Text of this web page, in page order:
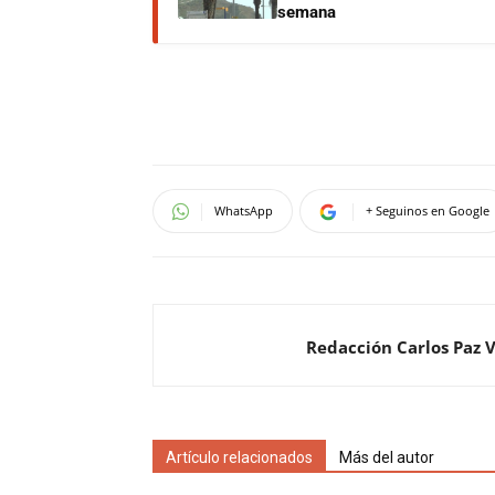
semana
WhatsApp + Seguinos en Google
Redacción Carlos Paz
Artículo relacionados Más del autor